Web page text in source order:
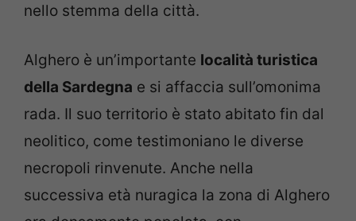
nello stemma della città.
Alghero è un’importante località turistica
della Sardegna e si affaccia sull’omonima
rada. Il suo territorio è stato abitato fin dal
neolitico, come testimoniano le diverse
necropoli rinvenute. Anche nella
successiva età nuragica la zona di Alghero